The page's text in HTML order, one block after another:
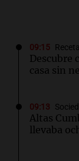
09:15
Descubre
casa sin
09:13
Altas
llevaba